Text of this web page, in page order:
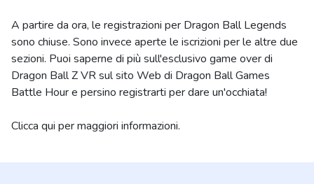
A partire da ora, le registrazioni per Dragon Ball Legends
sono chiuse. Sono invece aperte le iscrizioni per le altre due
sezioni. Puoi saperne di più sull'esclusivo game over di
Dragon Ball Z VR sul sito Web di Dragon Ball Games
Battle Hour e persino registrarti per dare un'occhiata!
Clicca qui per maggiori informazioni.